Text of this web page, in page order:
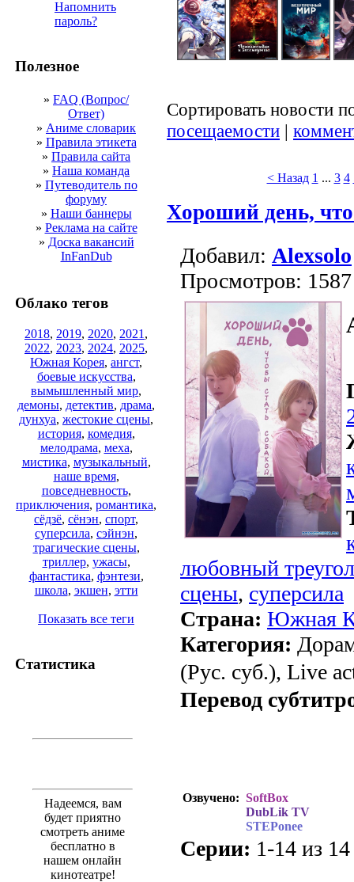
Напомнить
пароль?
Полезное
» FAQ (Вопрос/
Ответ)
» Аниме словарик
» Правила этикета
» Правила сайта
» Наша команда
» Путеводитель по
форуму
» Наши баннеры
» Реклама на сайте
» Доска вакансий
InFanDub
Облако тегов
2018, 2019, 2020, 2021 ,
2022, 2023, 2024, 2025,
Южная Корея, ангст,
боевые искусства,
вымышленный мир,
демоны, детектив, драма,
дунхуа, жестокие сцены,
история, комедия,
мелодрама, меха,
мистика, музыкальный,
наше время,
повседневность,
приключения, романтика,
сёдзё, сёнэн, спорт,
суперсила, сэйнэн,
трагические сцены,
триллер, ужасы,
фантастика, фэнтези,
школа, экшен, этти
Показать все теги
Статистика
Надеемся, вам
будет приятно
смотреть аниме
бесплатно в
нашем онлайн
кинотеатре!
Сортировать новости
посещаемости |
< Назад 1 ... 3 4
Хороший день,
Добавил: Alexsolo
Просмотров: 1587
любовный
сцены, суперсила
Страна: Южная
Категория:
(Рус. суб.), Live
Перевод
Озвучено: SoftBox
DubLik TV
STEPonee
Серии: 1-14 из